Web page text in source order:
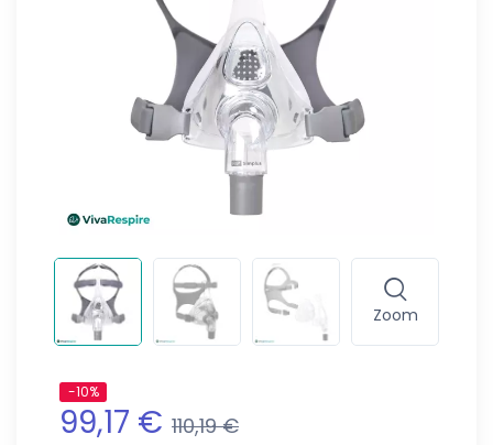
Zoom
-10%
99,17 € 110,19 €